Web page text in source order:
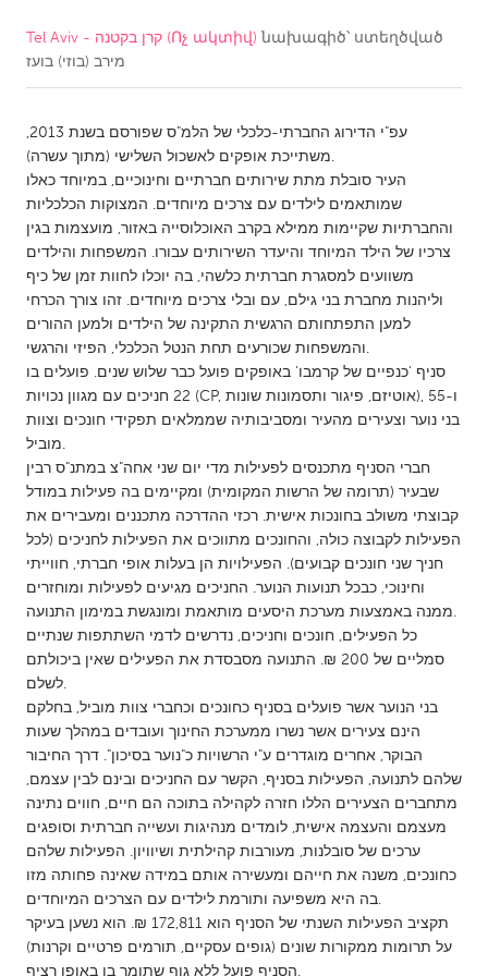
CANADA
Newmarket
Ottawa
South Shore
Toronto
MALAYSIA
Kuala Lumpur
NETHERLANDS
Rotterdam
Utrecht
QATAR
Qatar
SINGAPORE
Singapore
UNITED KINGDOM
Glasgow
UNITED STATES
Ann Arbor, MI
Austin, TX
Baltimore, MD
Boston, MA
Burlingame-San Mateo, CA
Chicago, IL
Cleveland, OH
Detroit, MI
Durham, NC
Tel Aviv - קרן בקטנה (Ոչ ակտիվ) նախագիծ՝ ստեղծված
מירב (בוזי) בועז
עפ"י הדירוג החברתי-כלכלי של הלמ"ס שפורסם בשנת 2013,
משתייכת אופקים לאשכול השלישי (מתוך עשרה).
העיר סובלת מתת שירותים חברתיים וחינוכיים, במיוחד כאלו
שמותאמים לילדים עם צרכים מיוחדים. המצוקות הכלכליות
והחברתיות שקיימות ממילא בקרב האוכלוסייה באזור, מועצמות בגין
צרכיו של הילד המיוחד והיעדר השירותים עבורו. המשפחות והילדים
משוועים למסגרת חברתית כלשהי, בה יוכלו לחוות זמן של כיף
וליהנות מחברת בני גילם, עם ובלי צרכים מיוחדים. זהו צורך הכרחי
למען התפתחותם הרגשית התקינה של הילדים ולמען ההורים
והמשפחות שכורעים תחת הנטל הכלכלי, הפיזי והרגשי.
סניף 'כנפיים של קרמבו' באופקים פועל כבר שלוש שנים. פועלים בו
22 חניכים עם מגוון נכויות (CP, אוטיזם, פיגור ותסמונות שונות), ו-55
בני נוער וצעירים מהעיר ומסביבותיה שממלאים תפקידי חונכים וצוות
מוביל.
חברי הסניף מתכנסים לפעילות מדי יום שני אחה"צ במתנ"ס רבין
שבעיר (תרומה של הרשות המקומית) ומקיימים בה פעילות במודל
קבוצתי משולב בחונכות אישית. רכזי ההדרכה מתכננים ומעבירים את
הפעילות לקבוצה כולה, והחונכים מתווכים את הפעילות לחניכים (לכל
חניך שני חונכים קבועים). הפעילויות הן בעלות אופי חברתי, חווייתי
וחינוכי, כבכל תנועות הנוער. החניכים מגיעים לפעילות ומוחזרים
ממנה באמצעות מערכת היסעים מותאמת ומונגשת במימון התנועה.
כל הפעילים, חונכים וחניכים, נדרשים לדמי השתתפות שנתיים
סמליים של 200 ₪. התנועה מסבסדת את הפעילים שאין ביכולתם
לשלם.
בני הנוער אשר פועלים בסניף כחונכים וכחברי צוות מוביל, בחלקם
הינם צעירים אשר נשרו ממערכת החינוך ועובדים במהלך שעות
הבוקר, אחרים מוגדרים ע"י הרשויות כ"נוער בסיכון". דרך החיבור
שלהם לתנועה, הפעילות בסניף, הקשר עם החניכים ובינם לבין עצמם,
מתחברים הצעירים הללו חזרה לקהילה בתוכה הם חיים, חווים נתינה
מעצמם והעצמה אישית, לומדים מנהיגות ועשייה חברתית וסופגים
ערכים של סובלנות, מעורבות קהילתית ושיוויון. הפעילות שלהם
כחונכים, משנה את חייהם ומעשירה אותם במידה שאינה פחותה מזו
בה היא משפיעה ותורמת לילדים עם הצרכים המיוחדים.
תקציב הפעילות השנתי של הסניף הוא 172,811 ₪. הוא נשען בעיקר
על תרומות ממקורות שונים (גופים עסקיים, תורמים פרטיים וקרנות)
הסניף פועל ללא גוף שתומך בו באופן רציף.